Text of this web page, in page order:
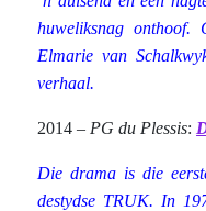
huweliksnag onthoof.
Elmarie van
verhaal.
2014 – PG du Plessis:
Die drama is die
destydse TRUK. In